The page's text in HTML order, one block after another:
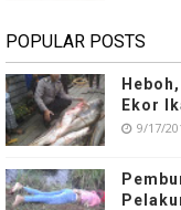
POPULAR POSTS
Ekor
9/17/